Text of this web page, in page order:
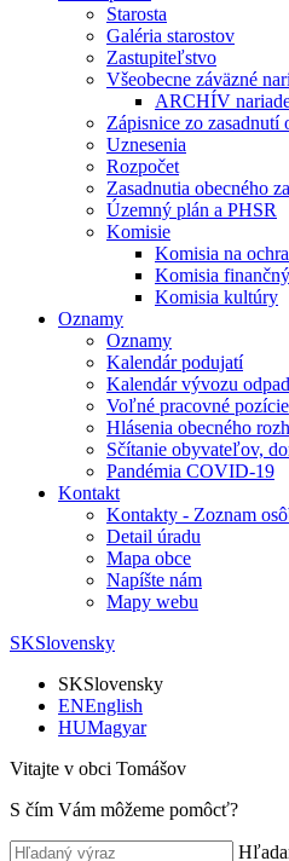
Starosta
Galéria starostov
Zastupiteľstvo
Všeobecne záväzné
ARCHÍV
Zápisnice zo zasadnutí
Uznesenia
Rozpočet
Zasadnutia obecného
Územný plán a PHSR
Komisie
Komisia na
Komisia
Komisia kultúry
Oznamy
Oznamy
Kalendár podujatí
Kalendár vývozu
Voľné pracovné pozície
Hlásenia obecného
Sčítanie obyvateľov,
Pandémia COVID-19
Kontakt
Kontakty - Zoznam
Detail úradu
Mapa obce
Napíšte nám
Mapy webu
SKSlovensky
SKSlovensky
ENEnglish
HUMagyar
Vitajte v obci Tomášov
S čím Vám môžeme pomôcť?